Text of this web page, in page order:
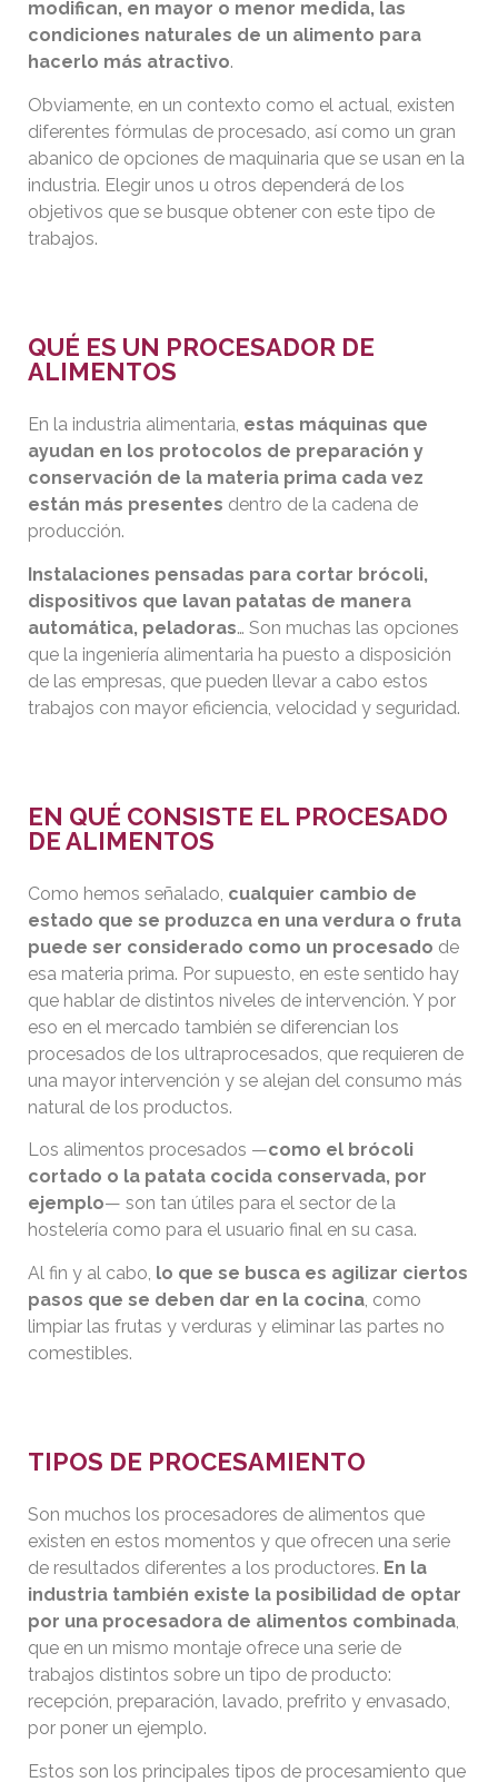
modifican, en mayor o menor medida, las
condiciones naturales de un alimento para
hacerlo más atractivo.
Obviamente, en un contexto como el actual, existen
diferentes fórmulas de procesado, así como un gran
abanico de opciones de maquinaria que se usan en la
industria. Elegir unos u otros dependerá de los
objetivos que se busque obtener con este tipo de
trabajos.
QUÉ ES UN PROCESADOR DE
ALIMENTOS
En la industria alimentaria, estas máquinas que
ayudan en los protocolos de preparación y
conservación de la materia prima cada vez
están más presentes dentro de la cadena de
producción.
Instalaciones pensadas para cortar brócoli,
dispositivos que lavan patatas de manera
automática, peladoras… Son muchas las opciones
que la ingeniería alimentaria ha puesto a disposición
de las empresas, que pueden llevar a cabo estos
trabajos con mayor eficiencia, velocidad y seguridad.
EN QUÉ CONSISTE EL PROCESADO
DE ALIMENTOS
Como hemos señalado, cualquier cambio de
estado que se produzca en una verdura o fruta
puede ser considerado como un procesado de
esa materia prima. Por supuesto, en este sentido hay
que hablar de distintos niveles de intervención. Y por
eso en el mercado también se diferencian los
procesados de los ultraprocesados, que requieren de
una mayor intervención y se alejan del consumo más
natural de los productos.
Los alimentos procesados —como el brócoli
cortado o la patata cocida conservada, por
ejemplo— son tan útiles para el sector de la
hostelería como para el usuario final en su casa.
Al fin y al cabo, lo que se busca es agilizar ciertos
pasos que se deben dar en la cocina , como
limpiar las frutas y verduras y eliminar las partes no
comestibles.
TIPOS DE PROCESAMIENTO
Son muchos los procesadores de alimentos que
existen en estos momentos y que ofrecen una serie
de resultados diferentes a los productores. En la
industria también existe la posibilidad de optar
por una procesadora de alimentos combinada,
que en un mismo montaje ofrece una serie de
trabajos distintos sobre un tipo de producto:
recepción, preparación, lavado, prefrito y envasado,
por poner un ejemplo.
Estos son los principales tipos de procesamiento que